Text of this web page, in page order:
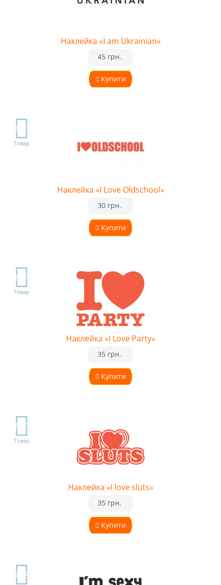
Наклейка «I am Ukrainian»
Купити
45 грн.
TOP
Товар
Наклейка «I Love Oldschool»
Купити
30 грн.
TOP
Товар
Наклейка «I Love Party»
Купити
35 грн.
TOP
Товар
Наклейка «I love sluts»
Купити
35 грн.
TOP